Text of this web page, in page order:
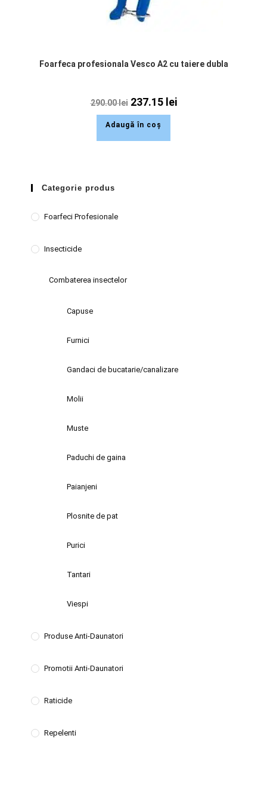
Foarfeca profesionala Vesco A2 cu taiere dubla
290.00lei 237.15 lei
Adaugă în coș
Categorie produs
Foarfeci Profesionale
Insecticide
Combaterea insectelor
Capuse
Furnici
Gandaci de bucatarie/canalizare
Molii
Muste
Paduchi de gaina
Paianjeni
Plosnite de pat
Purici
Tantari
Viespi
Produse Anti-Daunatori
Promotii Anti-Daunatori
Raticide
Repelenti